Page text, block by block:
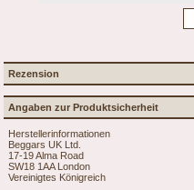
Rezension
Angaben zur Produktsicherheit
Herstellerinformationen
Beggars UK Ltd.
17-19 Alma Road
SW18 1AA London
Vereinigtes Königreich